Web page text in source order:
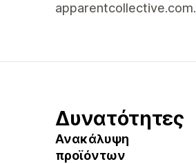
apparentcollective.com.
Δυνατότητες
Ανακάλυψη
προϊόντων